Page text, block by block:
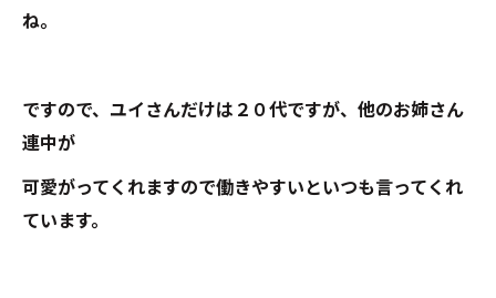
ね。
ですので、ユイさんだけは２０代ですが、他のお姉さん
連中が
可愛がってくれますので働きやすいといつも言ってくれ
ています。